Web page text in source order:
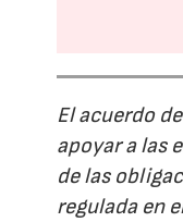
El acuerdo
apoyar a las
de las
regulada en